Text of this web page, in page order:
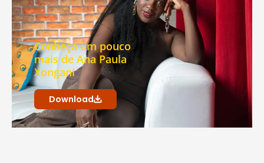
Conheça um pouco
mais de Ana Paula
Xongani
Download